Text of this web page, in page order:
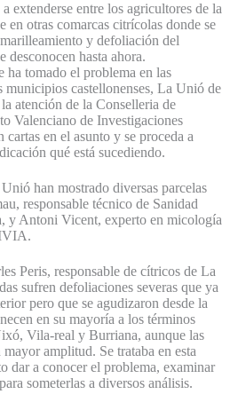
extenderse entre los agricultores de la
en otras comarcas citrícolas donde se
y defoliación del
desconocen hasta ahora.
ha tomado el problema en las
municipios castellonenses, La Unió de
atención de la Conselleria de
Valenciano de Investigaciones
en el asunto y se proceda a
qué está sucediendo.
han mostrado diversas parcelas
responsable técnico de Sanidad
y Antoni Vicent, experto en micología
Peris, responsable de cítricos de La
sufren defoliaciones severas que ya
pero que se agudizaron desde la
en su mayoría a los términos
Vila-real y Burriana, aunque las
mayor amplitud. Se trataba en esta
dar a conocer el problema, examinar
someterlas a diversos análisis.